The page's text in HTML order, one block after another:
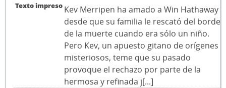
Texto impreso Kev Merripen ha amado a Win Hathaway
desde que su familia le rescató del borde
de la muerte cuando era sólo un niño.
Pero Kev, un apuesto gitano de orígenes
misteriosos, teme que su pasado
provoque el rechazo por parte de la
hermosa y refinada j[...]